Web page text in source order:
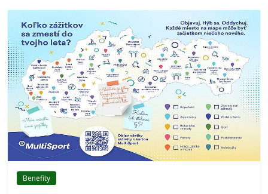
Benefity